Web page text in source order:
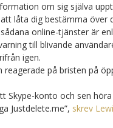
om sig själva
låta dig bestämma över
online-tjänster är
till blivande
igen.
på bristen på
Skype-konto och sen
Justdelete.me”, skrev